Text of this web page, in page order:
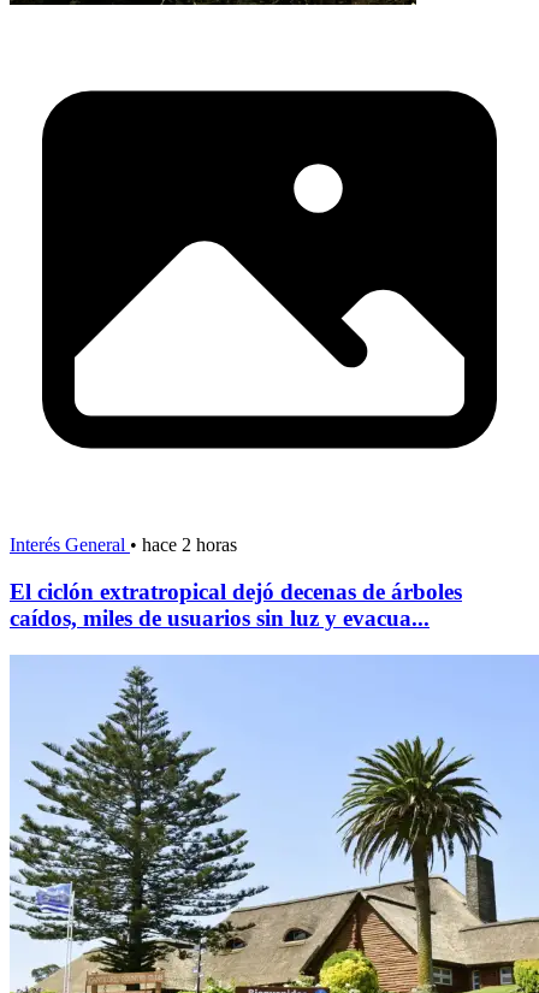
Interés General • hace 2 horas
El ciclón extratropical dejó decenas de árboles
caídos, miles de usuarios sin luz y evacua...